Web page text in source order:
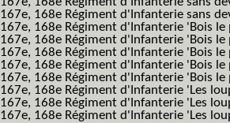
167e, 168e Régiment d'Infanterie sans
167e, 168e Régiment d'Infanterie 'Bois
167e, 168e Régiment d'Infanterie 'Bois
167e, 168e Régiment d'Infanterie 'Bois
167e, 168e Régiment d'Infanterie 'Bois
167e, 168e Régiment d'Infanterie 'Bois
167e, 168e Régiment d'Infanterie 'Les
167e, 168e Régiment d'Infanterie 'Les
167e, 168e Régiment d'Infanterie 'Les